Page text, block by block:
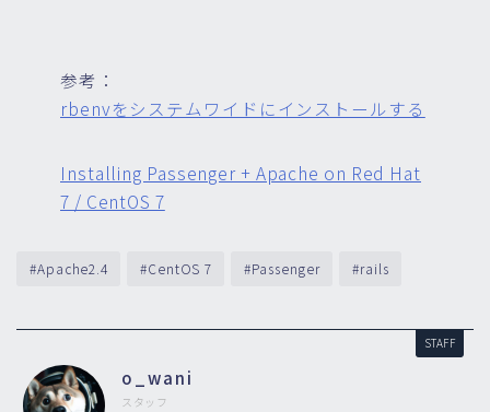
参考：
rbenvをシステムワイドにインストールする
Installing Passenger + Apache on Red Hat
7 / CentOS 7
#Apache2.4 #CentOS 7 #Passenger #rails
STAFF
o_wani
スタッフ